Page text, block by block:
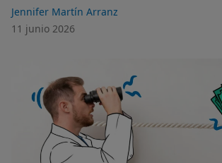
mayor visibilidad, control y poder
En este artículo analizamos paso a paso lo
Jennifer Martín Arranz
11 junio 2026